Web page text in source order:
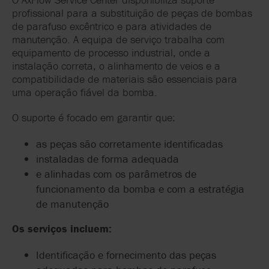
profissional para a substituição de peças de bombas
de parafuso excêntrico e para atividades de
manutenção. A equipa de serviço trabalha com
equipamento de processo industrial, onde a
instalação correta, o alinhamento de veios e a
compatibilidade de materiais são essenciais para
uma operação fiável da bomba.
O suporte é focado em garantir que:
as peças são corretamente identificadas
instaladas de forma adequada
e alinhadas com os parâmetros de
funcionamento da bomba e com a estratégia
de manutenção
Os serviços incluem:
Identificação e fornecimento das peças